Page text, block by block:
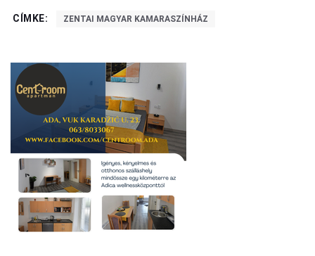
CÍMKE: ZENTAI MAGYAR KAMARASZÍNHÁZ